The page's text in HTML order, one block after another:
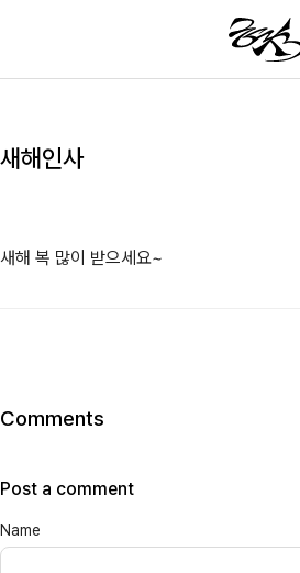
새해인사
새해 복 많이 받으세요~
Comments
Post a comment
Name